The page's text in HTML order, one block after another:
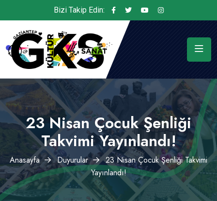
Bizi Takip Edin:
23 Nisan Çocuk Şenliği
Takvimi Yayınlandı!
Anasayfa Duyurular
23 Nisan Çocuk Şenliği Takvimi
Yayınlandı!